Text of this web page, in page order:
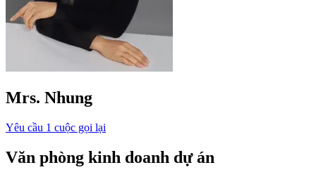
Mrs. Nhung
Yêu cầu 1 cuộc gọi lại
Văn phòng kinh doanh dự án